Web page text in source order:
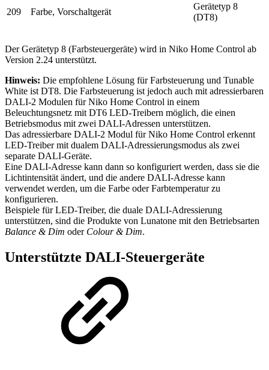
209 Farbe, Vorschaltgerät
Gerätetyp 8
(DT8)
Der Gerätetyp 8 (Farbsteuergeräte) wird in Niko Home Control ab
Version 2.24 unterstützt.
Hinweis: Die empfohlene Lösung für Farbsteuerung und Tunable
White ist DT8. Die Farbsteuerung ist jedoch auch mit adressierbaren
DALI-2 Modulen für Niko Home Control in einem
Beleuchtungsnetz mit DT6 LED-Treibern möglich, die einen
Betriebsmodus mit zwei DALI-Adressen unterstützen.
Das adressierbare DALI-2 Modul für Niko Home Control erkennt
LED-Treiber mit dualem DALI-Adressierungsmodus als zwei
separate DALI-Geräte.
Eine DALI-Adresse kann dann so konfiguriert werden, dass sie die
Lichtintensität ändert, und die andere DALI-Adresse kann
verwendet werden, um die Farbe oder Farbtemperatur zu
konfigurieren.
Beispiele für LED-Treiber, die duale DALI-Adressierung
unterstützen, sind die Produkte von Lunatone mit den Betriebsarten
Balance & Dim oder Colour & Dim.
Unterstützte DALI-Steuergeräte